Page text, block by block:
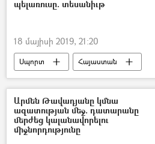
պելառուսը. տեսանիւթ
18 մայիսի 2019, 21:20
Սպորտ
Հայաստան
Sputnik Արմենիան` արևմտահայերենով
Արմեն Թավադյանը կմնա
ազատության մեջ. դատարանը
մերժեց կալանավորելու
միջնորդությունը